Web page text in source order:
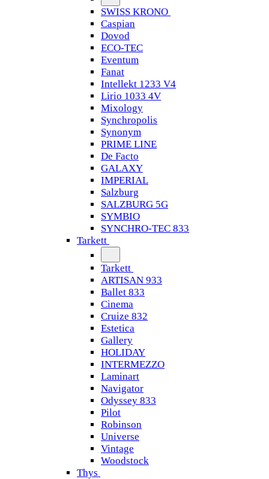
SWISS KRONO
Caspian
Dovod
ECO-TEC
Eventum
Fanat
Intellekt 1233 V4
Lirio 1033 4V
Mixology
Synchropolis
Synonym
PRIME LINE
De Facto
GALAXY
IMPERIAL
Salzburg
SALZBURG 5G
SYMBIO
SYNCHRO-TEC 833
Tarkett
Tarkett
ARTISAN 933
Ballet 833
Cinema
Cruize 832
Estetica
Gallery
HOLIDAY
INTERMEZZO
Laminart
Navigator
Odyssey 833
Pilot
Robinson
Universe
Vintage
Woodstock
Thys